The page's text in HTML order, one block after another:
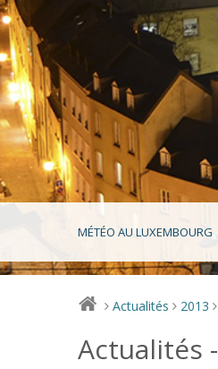
MÉTÉO AU LUXEMBOURG
> Actualités > 2013 >
Actualités